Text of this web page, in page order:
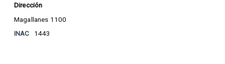
Dirección
Magallanes 1100
INAC
1443